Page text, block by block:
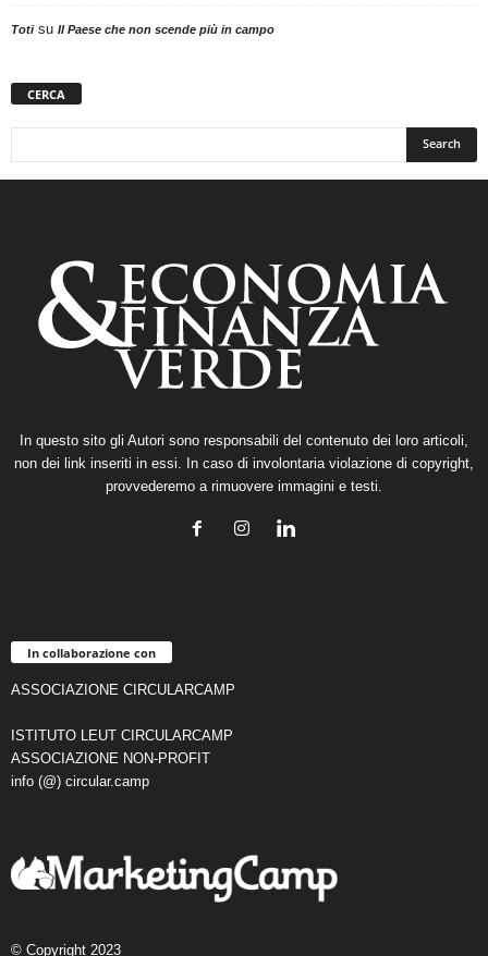
Totisu Il Paese che non scende più in campo
CERCA
In questo sito gli Autori sono responsabili del contenuto dei loro articoli,
non dei link inseriti in essi. In caso di involontaria violazione di copyright,
provvederemo a rimuovere immagini e testi.
In collaborazione con
ASSOCIAZIONE CIRCULARCAMP
ISTITUTO LEUT CIRCULARCAMP
ASSOCIAZIONE NON-PROFIT
info (@) circular.camp
© Copyright 2023